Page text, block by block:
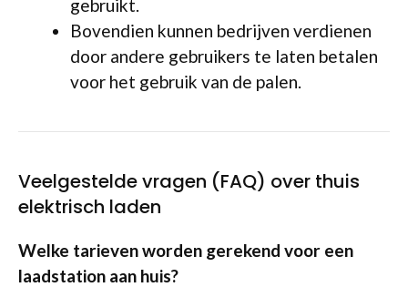
gebruikt.
Bovendien kunnen bedrijven verdienen
door andere gebruikers te laten betalen
voor het gebruik van de palen.
Veelgestelde vragen (FAQ) over thuis
elektrisch laden
Welke tarieven worden gerekend voor een
laadstation aan huis?